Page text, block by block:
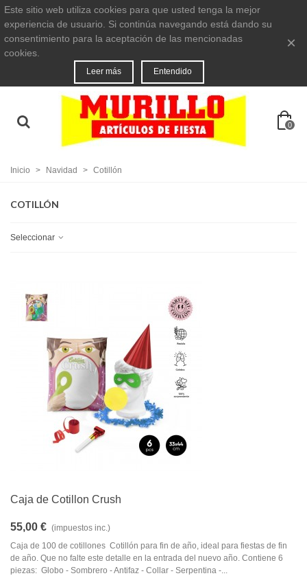
Este sitio web utiliza cookies para que usted tenga la mejor
experiencia de usuario. Si continúa navegando está dando su
consentimiento para la aceptación de las mencionadas
cookies.
Leer más Entendido
×
0
Inicio > Navidad > Cotillón
COTILLÓN
Seleccionar
Caja de Cotillon Crush
55,00 € (impuestos inc.)
Caja de 100 de cotillones Cotillón para fin de año, ideal para fiestas de fin
de año. Que no falte este detalle en la entrada del nuevo año. Contiene 6
piezas: Globo - Sombrero - Antifaz - Collar - Serpentina -...